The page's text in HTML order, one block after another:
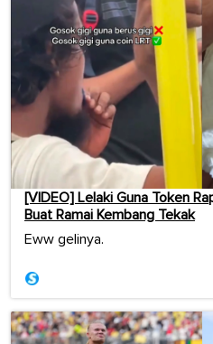
[VIDEO] Lelaki Guna Token
Buat Ramai Kembang Tekak
Eww gelinya.